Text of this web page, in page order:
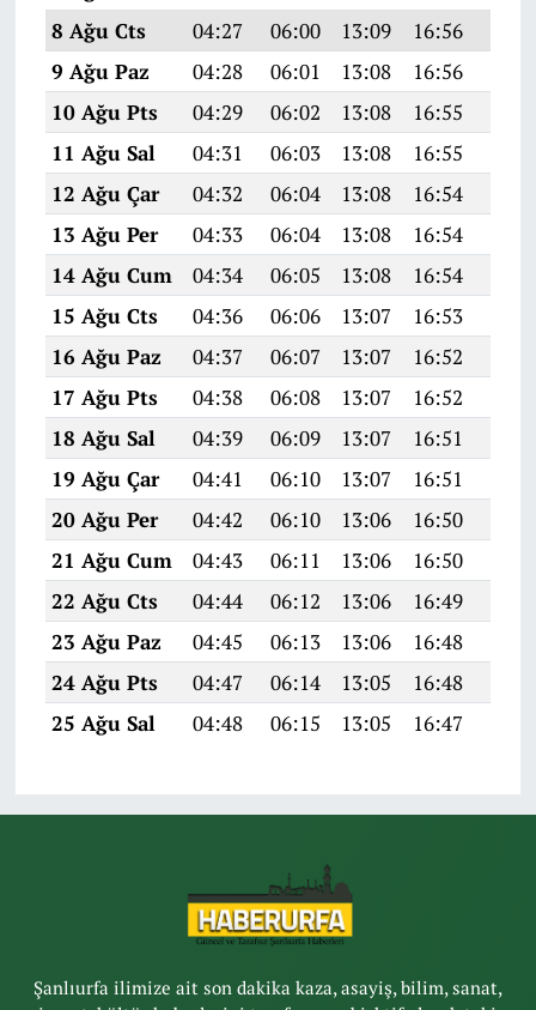
8 Ağu Cts
04:27 06:00 13:09 16:56
9 Ağu Paz
04:28 06:01 13:08 16:56
10 Ağu Pts
04:29 06:02 13:08 16:55
11 Ağu Sal
04:31 06:03 13:08 16:55
12 Ağu Çar
04:32 06:04 13:08 16:54
13 Ağu Per
04:33 06:04 13:08 16:54
14 Ağu Cum
04:34 06:05 13:08 16:54
15 Ağu Cts
04:36 06:06 13:07 16:53
16 Ağu Paz
04:37 06:07 13:07 16:52
17 Ağu Pts
04:38 06:08 13:07 16:52
18 Ağu Sal
04:39 06:09 13:07 16:51
19 Ağu Çar
04:41 06:10 13:07 16:51
20 Ağu Per
04:42 06:10 13:06 16:50
21 Ağu Cum
04:43 06:11 13:06 16:50
22 Ağu Cts
04:44 06:12 13:06 16:49
23 Ağu Paz
04:45 06:13 13:06 16:48
24 Ağu Pts
04:47 06:14 13:05 16:48
25 Ağu Sal
04:48 06:15 13:05 16:47
Şanlıurfa ilimize ait son dakika kaza, asayiş, bilim, sanat,